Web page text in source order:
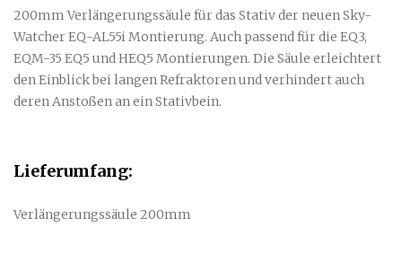
200mm Verlängerungssäule für das Stativ der neuen Sky-
Watcher EQ-AL55i Montierung. Auch passend für die EQ3,
EQM-35 EQ5 und HEQ5 Montierungen. Die Säule erleichtert
den Einblick bei langen Refraktoren und verhindert auch
deren Anstoßen an ein Stativbein.
Lieferumfang:
Verlängerungssäule 200mm